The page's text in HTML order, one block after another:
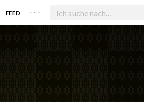
FEED . . .